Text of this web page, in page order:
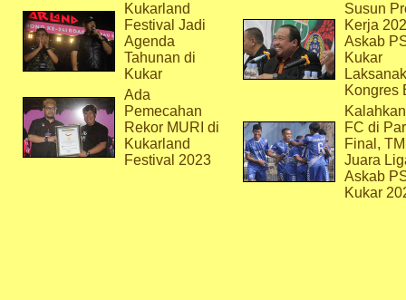
Kukarland
Festival Jadi
Agenda
Tahunan di
Kukar
Ada
Pemecahan
Rekor MURI di
Kukarland
Festival 2023
Susun
Kerja
Askab
Kukar
Kongres
FC di
Final,
Juara
Askab
Kukar